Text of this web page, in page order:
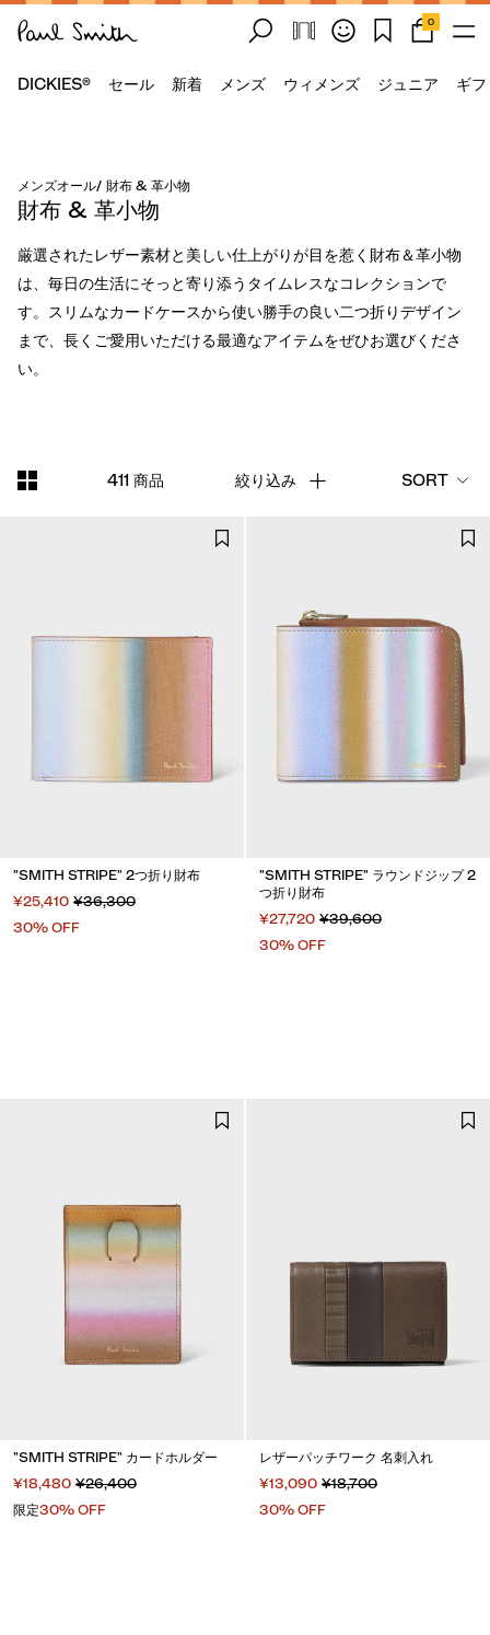
0
DICKIES® セール 新着 メンズ ウィメンズ ジュニア ギ
メンズオール/ 財布 & 革小物
財布 & 革小物
厳選されたレザー素材と美しい仕上がりが目を惹く財布＆革小物
は、毎日の生活にそっと寄り添うタイムレスなコレクションで
す。スリムなカードケースから使い勝手の良い二つ折りデザイン
まで、長くご愛用いただける最適なアイテムをぜひお選びくださ
い。
411 商品 絞り込み SORT
"SMITH STRIPE" 2つ折り財布
¥25,410 ¥36,300
30% OFF
"SMITH STRIPE" ラウンドジップ 2
つ折り財布
¥27,720 ¥39,600
30% OFF
"SMITH STRIPE" カードホルダー
¥18,480 ¥26,400
限定30% OFF
レザーパッチワーク 名刺入れ
¥13,090 ¥18,700
30% OFF